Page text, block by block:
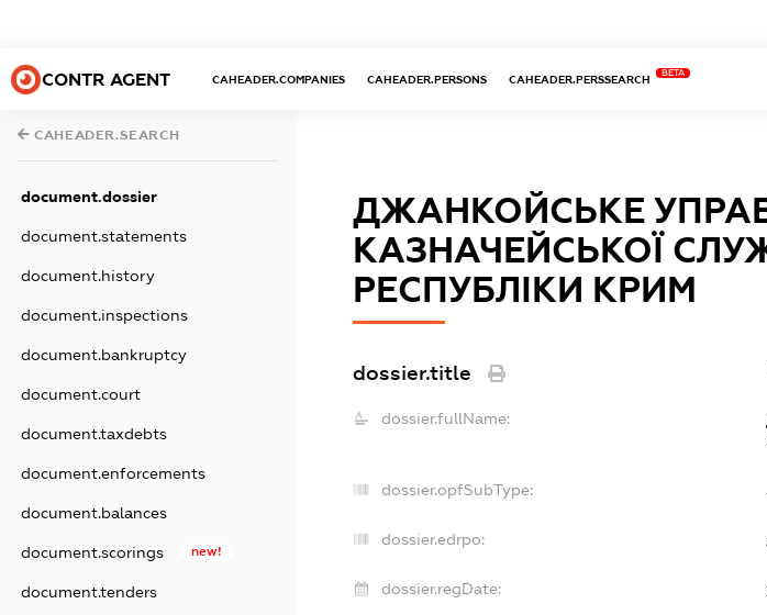
CONTR AGENT CAHEADER.COMPANIES CAHEADER.PERSONS CAHEADER.PERSSEARCH
BETA
CAHEADER.SEARCH
document.dossier
document.statements
document.history
document.inspections
document.bankruptcy
document.court
document.taxdebts
document.enforcements
document.balances
document.scorings new!
document.tenders
ДЖАНКОЙСЬКЕ
КАЗНАЧЕЙСЬКОЇ
РЕСПУБЛІКИ КРИМ
dossier.title
dossier.fullName:
dossier.opfSubType:
dossier.edrpo:
dossier.regDate: